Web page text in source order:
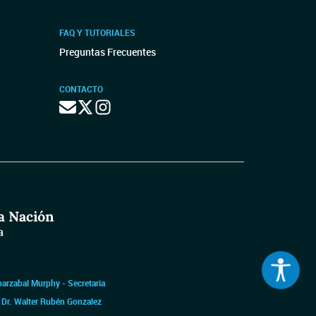
FAQ Y TUTORIALES
Preguntas Frecuentes
CONTACTO
Murphy - Secretaria
Dr. Walter Rubén Gonzalez